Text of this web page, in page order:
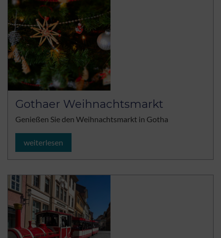
Gothaer Weihnachtsmarkt
Genießen Sie den Weihnachtsmarkt in Gotha
weiterlesen